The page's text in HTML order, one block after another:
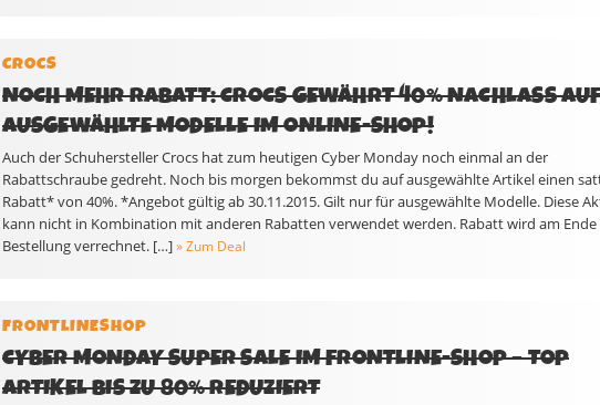
CROCS
NOCH MEHR RABATT: CROCS GEWÄHRT 40% NACHLASS
AUSGEWÄHLTE MODELLE IM ONLINE-SHOP!
Auch der Schuhersteller Crocs hat zum heutigen Cyber Monday noch einmal an der
Rabattschraube gedreht. Noch bis morgen bekommst du auf ausgewählte Artikel einen
Rabatt* von 40%. *Angebot gültig ab 30.11.2015. Gilt nur für ausgewählte Modelle. Diese
kann nicht in Kombination mit anderen Rabatten verwendet werden. Rabatt wird am Ende
Bestellung verrechnet. […] » Zum Deal
FRONTLINESHOP
CYBER MONDAY SUPER SALE IM FRONTLINE-SHOP – TOP
ARTIKEL BIS ZU 80% REDUZIERT